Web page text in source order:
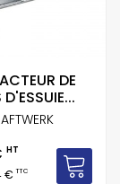
DE
D'ESSUIE...
HT
€TTC